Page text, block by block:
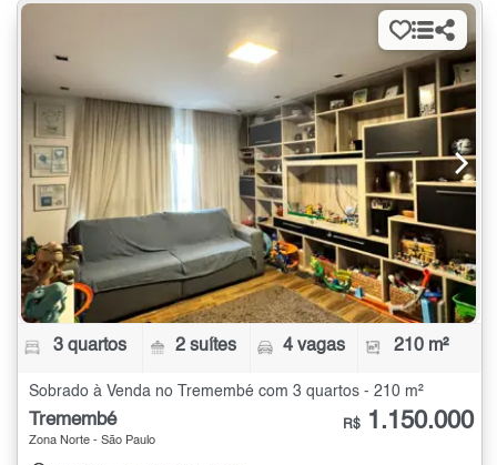
3 quartos 2 suítes 4 vagas 210 m²
Sobrado à Venda no Tremembé com 3 quartos - 210 m²
Tremembé
Zona Norte - São Paulo
R$ 1.150.000